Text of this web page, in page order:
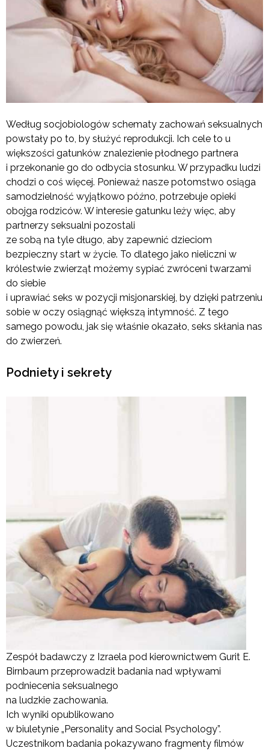
Według socjobiologów schematy zachowań seksualnych
powstały po to, by służyć reprodukcji. Ich cele to u
większości gatunków znalezienie płodnego partnera
i przekonanie go do odbycia stosunku. W przypadku ludzi
chodzi o coś więcej. Ponieważ nasze potomstwo osiąga
samodzielność wyjątkowo późno, potrzebuje opieki
obojga rodziców. W interesie gatunku leży więc, aby
partnerzy seksualni pozostali
ze sobą na tyle długo, aby zapewnić dzieciom
bezpieczny start w życie. To dlatego jako nieliczni w
królestwie zwierząt możemy sypiać zwróceni twarzami
do siebie
i uprawiać seks w pozycji misjonarskiej, by dzięki patrzeniu
sobie w oczy osiągnąć większą intymność. Z tego
samego powodu, jak się właśnie okazało, seks skłania nas
do zwierzeń.
Podniety i sekrety
Zespół badawczy z Izraela pod kierownictwem Gurit E.
Birnbaum przeprowadził badania nad wpływami
podniecenia seksualnego
na ludzkie zachowania.
Ich wyniki opublikowano
w biuletynie „Personality and Social Psychology”.
Uczestnikom badania pokazywano fragmenty filmów